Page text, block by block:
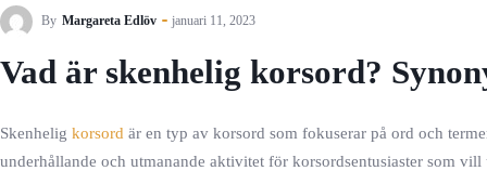
By Margareta Edlöv januari 11, 2023
Vad är skenhelig korsord?
Skenhelig korsord är en typ av korsord som fokuserar på ord och
underhållande och utmanande aktivitet för korsordsentusiaster som